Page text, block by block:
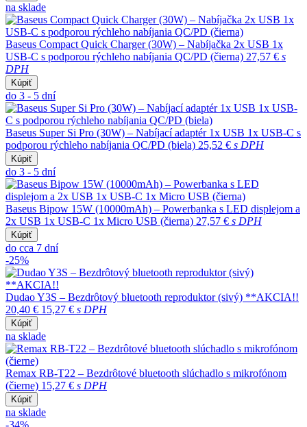
na sklade
Baseus Compact Quick Charger (30W) – Nabíjačka 2x USB 1x
USB-C s podporou rýchleho nabíjania QC/PD (čierna) 27,57 € s
DPH
Kúpiť
do 3 - 5 dní
Baseus Super Si Pro (30W) – Nabíjací adaptér 1x USB 1x USB-C s
podporou rýchleho nabíjania QC/PD (biela) 25,52 € s DPH
Kúpiť
do 3 - 5 dní
Baseus Bipow 15W (10000mAh) – Powerbanka s LED displejom a
2x USB 1x USB-C 1x Micro USB (čierna) 27,57 € s DPH
Kúpiť
do cca 7 dní
-25%
Dudao Y3S – Bezdrôtový bluetooth reproduktor (sivý) **AKCIA!!
20,40 € 15,27 € s DPH
Kúpiť
na sklade
Remax RB-T22 – Bezdrôtové bluetooth slúchadlo s mikrofónom
(čierne) 15,27 € s DPH
Kúpiť
na sklade
-34%